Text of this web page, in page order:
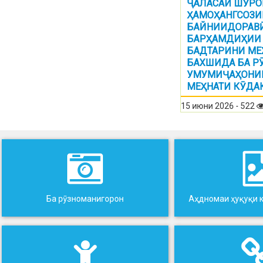
ҶАЛАСАИ
БАДТАРИНИ
БАХШИДА БА
МЕҲНАТИ
15 июни 2026 - 522
Ба рӯзноманигорон Аҳдномаи ҳуқуқи